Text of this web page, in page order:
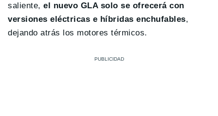
saliente,el nuevo GLA solo se ofrecerá con
versiones eléctricas e híbridas enchufables,
dejando atrás los motores térmicos.